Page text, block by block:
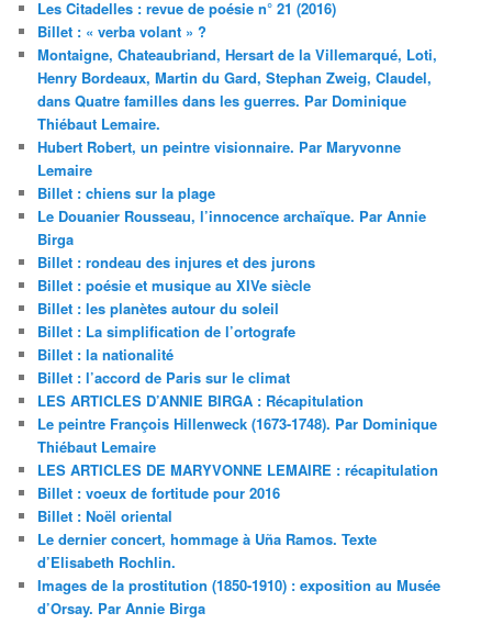
Les Citadelles : revue de poésie n° 21 (2016)
Billet : « verba volant » ?
Montaigne, Chateaubriand, Hersart de la Villemarqué, Loti,
Henry Bordeaux, Martin du Gard, Stephan Zweig, Claudel,
dans Quatre familles dans les guerres. Par Dominique
Thiébaut Lemaire.
Hubert Robert, un peintre visionnaire. Par Maryvonne
Lemaire
Billet : chiens sur la plage
Le Douanier Rousseau, l’innocence archaïque. Par Annie
Birga
Billet : rondeau des injures et des jurons
Billet : poésie et musique au XIVe siècle
Billet : les planètes autour du soleil
Billet : La simplification de l’ortografe
Billet : la nationalité
Billet : l’accord de Paris sur le climat
LES ARTICLES D’ANNIE BIRGA : Récapitulation
Le peintre François Hillenweck (1673-1748). Par Dominique
Thiébaut Lemaire
LES ARTICLES DE MARYVONNE LEMAIRE : récapitulation
Billet : voeux de fortitude pour 2016
Billet : Noël oriental
Le dernier concert, hommage à Uña Ramos. Texte
d’Elisabeth Rochlin.
Images de la prostitution (1850-1910) : exposition au Musée
d’Orsay. Par Annie Birga